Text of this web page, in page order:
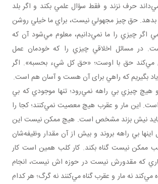
حرف نزند و فقط سؤال علمي بکند و اگر بلد
بدهد. حق چيز مجهولي نيست، براي ما خيلي روشن
اگر چيزي را ما نمي‌دانيم، معلوم مي‌شود آن که
در مسائل اخلاقي چيزي را که خودمان عمل
مي‌کند حق با اوست؛ «حق کل شيء بحسبه». اگر
ياد بگيريم که راهي برای آن هست و آسان‌ هم است.
چيزي بي راهه نمي‌رود؛ تنها موجودي که بي
اين مار و عقرب هيچ معصيت نمي‌کنند؛ کجا را
بايد نيش بزند مشخص است. هيچ ممکن نيست اين
اينها بي راهه بروند و بيش از آن مقدار وظيفه‌شان
ممکن نيست گناه بکند. کار کلب همين است کار
که مقدورش نيست در حوزه اش نيست، انجام
نه مار و عقرب گناه مي‌کنند نه گرگ؛ هر کدام